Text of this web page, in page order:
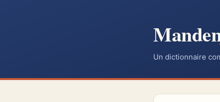
Un dictionnaire